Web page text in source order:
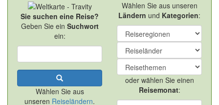
Sie suchen eine Reise?
Geben Sie ein Suchwort
ein:
Wählen Sie aus
unseren Reiseländern.
Wählen Sie aus unseren
Ländern und Kategorien:
oder wählen Sie einen
Reisemonat: